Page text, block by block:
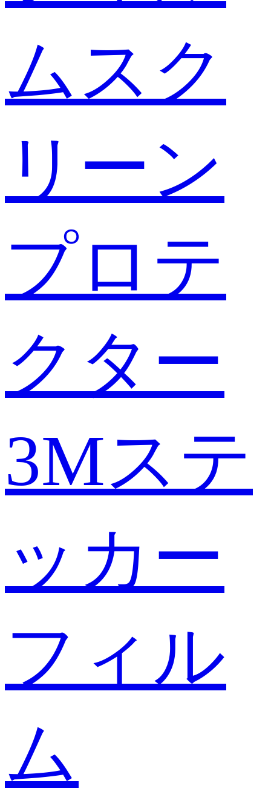
ムスク
リーン
プロテ
クター
3Mステ
ッカー
フィル
ム